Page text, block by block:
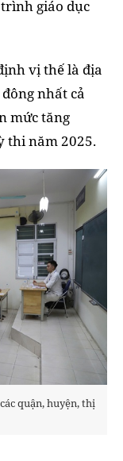
giáo dục
vị thế là địa
nhất cả
mức tăng
thi năm 2025.
quận, huyện, thị